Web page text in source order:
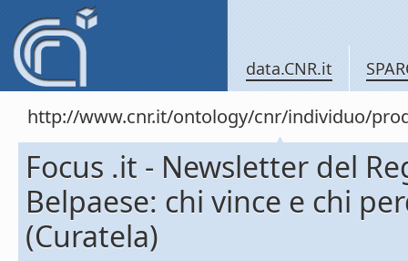
data.CNR.it
http://www.cnr.it/ontology/cnr/individuo/
Focus .it - Newsletter del
Belpaese: chi vince e chi
(Curatela)